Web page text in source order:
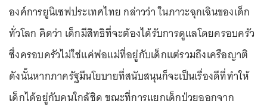
องค์การยูนิเซฟประเทศไทย กล่าวว่า ในภาวะฉุกเฉินของเด็ก
ทั่วโลก คิดว่า เด็กมีสิทธิที่จะต้องได้รับการดูแลโดยครอบครัว
ซึ่งครอบครัวไม่ใช่แค่พ่อแม่ที่อยู่กับเด็กแต่รวมถึงเครือญาติ
ดังนั้นหากภาครัฐมีนโยบายที่สนับสนุนก็จะเป็นเรื่องดีที่ทำให้
เด็กได้อยู่กับคนใกล้ชิด ขณะที่การแยกเด็กป่วยออกจาก